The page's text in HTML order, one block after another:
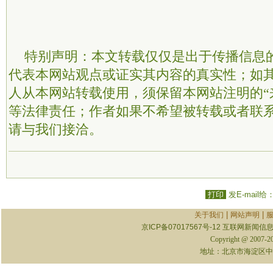
特别声明：本文转载仅仅是出于传播信息
代表本网站观点或证实其内容的真实性；如
人从本网站转载使用，须保留本网站注明的
等法律责任；作者如果不希望被转载或者联
请与我们接洽。
打印 发E-mail给
关于我们 网站声明
京ICP备07017567号-12 互联网新闻信
Copyright @ 2007-
地址：北京市海淀区